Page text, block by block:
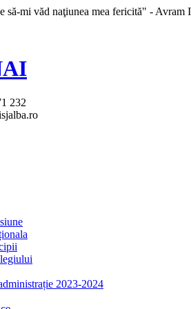
să-mi văd naţiunea mea fericită" - Avram
232
2023-2024